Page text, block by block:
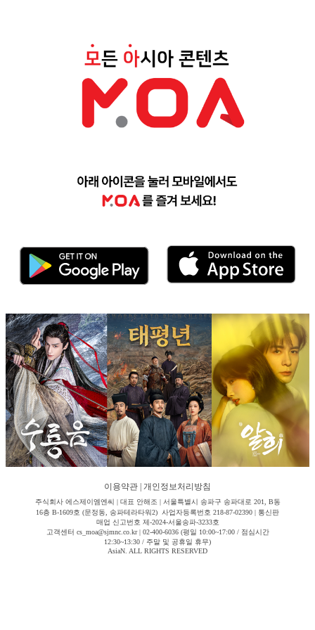
이용약관 개인정보처리방침
주식회사 에스제이엠엔씨 | 대표 안해조 | 서울특별시 송파구 송파대로 201, B동
16층 B-1609호 (문정동, 송파테라타워2) 사업자등록번호 218-87-02390 | 통신판
매업 신고번호 제-2024-서울송파-3233호
고객센터 cs_moa@sjmnc.co.kr | 02-400-6036 (평일 10:00~17:00 / 점심시간
12:30~13:30 / 주말 및 공휴일 휴무)
AsiaN. ALL RIGHTS RESERVED